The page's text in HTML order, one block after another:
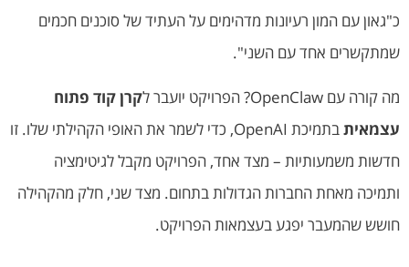
כ"גאון עם המון רעיונות מדהימים על העתיד של סוכנים חכמים
שמתקשרים אחד עם השני".
מה קורה עם OpenClaw? הפרויקט יועבר ל
קרן קוד פתוח
עצמאית
בתמיכת OpenAI, כדי לשמר את האופי הקהילתי שלו. זו
חדשות משמעותיות – מצד אחד, הפרויקט מקבל לגיטימציה
ותמיכה מאחת החברות הגדולות בתחום. מצד שני, חלק מהקהילה
חושש שהמעבר יפגע בעצמאות הפרויקט.